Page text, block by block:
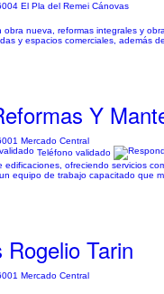
El Pla del Remei Cánovas
nueva, reformas integrales y
y espacios comerciales, además
Y
Mercado Central
Teléfono validado
ofreciendo servicios
equipo de trabajo capacitado que
Rogelio Tarin
Mercado Central